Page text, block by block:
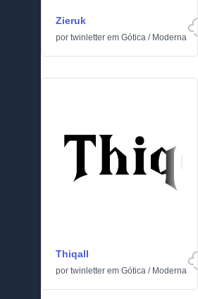
Zieruk
por twinletter em Gótica / Moderna
Thiqall
por twinletter em Gótica / Moderna